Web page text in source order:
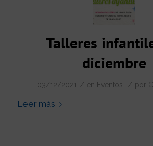
Talleres
diciembre
03/12/2021 / en Eventos / por
Leer más